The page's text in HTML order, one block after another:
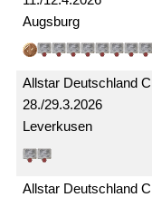
Augsburg
28./29.3.2026
Allstar Deutschland
Leverkusen
Allstar Deutschland